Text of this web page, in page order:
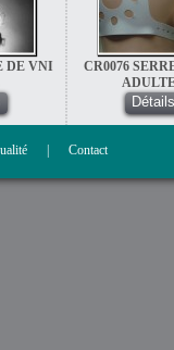
DE VNI
CR0076
Détails
Contact